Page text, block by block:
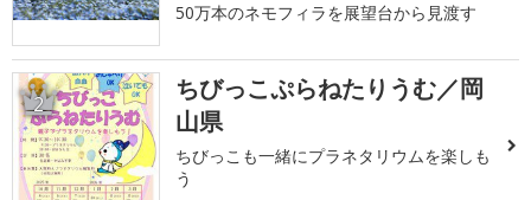
50万本のネモフィラを展望台から見渡す
2
ちびっこぷらねたりうむ／岡
山県
ちびっこも一緒にプラネタリウムを楽しも
う